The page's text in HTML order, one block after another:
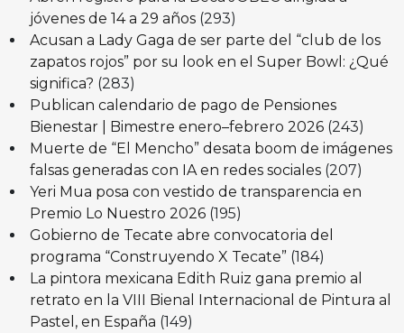
jóvenes de 14 a 29 años (293)
Acusan a Lady Gaga de ser parte del “club de los
zapatos rojos” por su look en el Super Bowl: ¿Qué
significa? (283)
Publican calendario de pago de Pensiones
Bienestar | Bimestre enero–febrero 2026 (243)
Muerte de “El Mencho” desata boom de imágenes
falsas generadas con IA en redes sociales (207)
Yeri Mua posa con vestido de transparencia en
Premio Lo Nuestro 2026 (195)
Gobierno de Tecate abre convocatoria del
programa “Construyendo X Tecate” (184)
La pintora mexicana Edith Ruiz gana premio al
retrato en la VIII Bienal Internacional de Pintura al
Pastel, en España (149)